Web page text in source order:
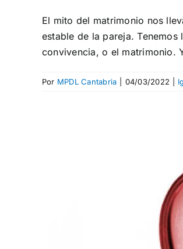
El mito del matrimonio nos
estable de la pareja.
convivencia, o el matrimonio.
Por MPDL Cantabria 04/03/2022